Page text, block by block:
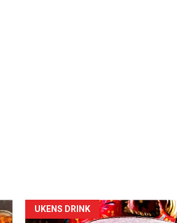
Forsiden
UKENS DRINK